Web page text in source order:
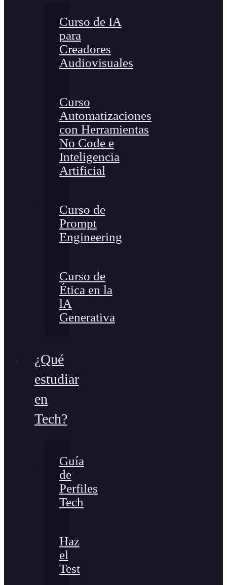
Curso de IA
para
Creadores
Audiovisuales
Curso
Automatizaciones
con Herramientas
No Code e
Inteligencia
Artificial
Curso de
Prompt
Engineering
Curso de
Ética en la
lA
Generativa
¿Qué
estudiar
en
Tech?
Guía
de
Perfiles
Tech
Haz
el
Test